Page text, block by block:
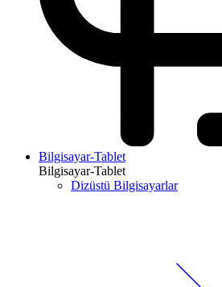
Bilgisayar-Tablet
Bilgisayar-Tablet
Dizüstü Bilgisayarlar